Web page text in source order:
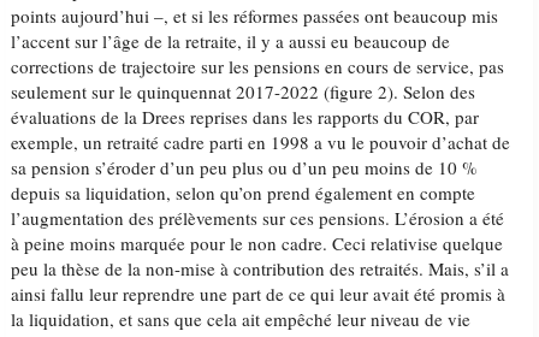
points aujourd’hui –, et si les réformes passées ont beaucoup mis
l’accent sur l’âge de la retraite, il y a aussi eu beaucoup de
corrections de trajectoire sur les pensions en cours de service, pas
seulement sur le quinquennat 2017-2022 (figure 2). Selon des
évaluations de la Drees reprises dans les rapports du COR, par
exemple, un retraité cadre parti en 1998 a vu le pouvoir d’achat de
sa pension s’éroder d’un peu plus ou d’un peu moins de 10 %
depuis sa liquidation, selon qu’on prend également en compte
l’augmentation des prélèvements sur ces pensions. L’érosion a été
à peine moins marquée pour le non cadre. Ceci relativise quelque
peu la thèse de la non-mise à contribution des retraités. Mais, s’il a
ainsi fallu leur reprendre une part de ce qui leur avait été promis à
la liquidation, et sans que cela ait empêché leur niveau de vie